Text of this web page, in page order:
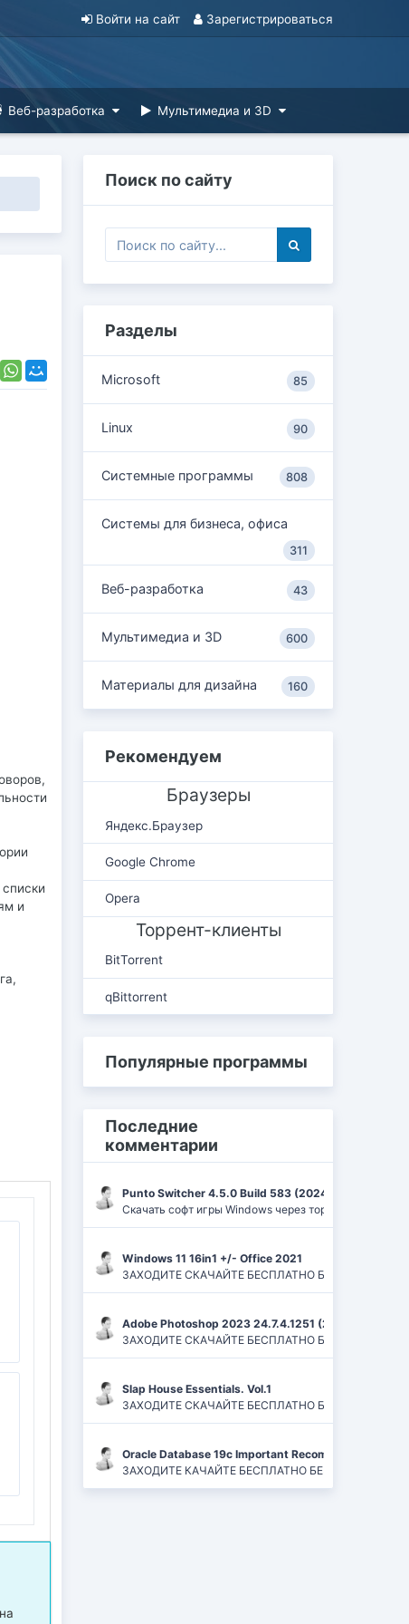
Войти на сайт Зарегистрироваться
Веб-разработка Мультимедиа и 3D
и
Поиск по сайту
Разделы
Microsoft 85
Linux 90
Системные программы 808
Системы для бизнеса, офиса
311
Веб-разработка 43
Мультимедиа и 3D 600
Материалы для дизайна 160
Рекомендуем
Браузеры
Яндекс.Браузер
Google Chrome
Opera
Торрент-клиенты
BitTorrent
qBittorrent
Популярные программы
Последние
комментарии
Punto Switcher 4.5.0 Build 583 (2024) РС | RePack
Скачать софт игры Windows через торрент Ufrag:
Windows 11 16in1 +/- Office 2021
ЗАХОДИТЕ СКАЧАЙТЕ БЕСПЛАТНО БЕЗ
Adobe Photoshop 2023 24.7.4.1251 (2024) PC |
ЗАХОДИТЕ СКАЧАЙТЕ БЕСПЛАТНО БЕЗ
Slap House Essentials. Vol.1
ЗАХОДИТЕ СКАЧАЙТЕ БЕСПЛАТНО БЕЗ
Oracle Database 19c Important Recommended One-
ЗАХОДИТЕ КАЧАЙТЕ БЕСПЛАТНО БЕЗ РЕГИСТРАЦИЙ